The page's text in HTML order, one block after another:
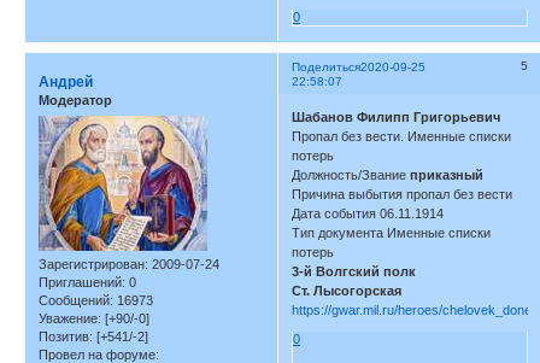
0
Поделиться 5
2020-09-25
22:58:07
Андрей
Модератор
Зарегистрирован: 2009-07-24
Приглашений: 0
Сообщений: 16973
Уважение: [+90/-0]
Позитив: [+541/-2]
Провел на форуме:
Шабанов Филипп Григорьевич
Пропал без вести. Именные списки
потерь
Должность/Званиеприказный
Причина выбытия пропал без вести
Дата события 06.11.1914
Тип документа Именные списки
потерь
3-й Волгский полк
Ст. Лысогорская
https://gwar.mil.ru/heroes/
0